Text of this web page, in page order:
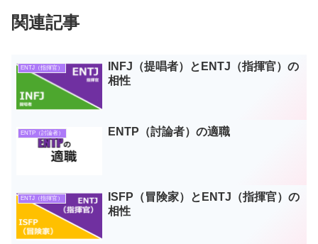
関連記事
ENTJ（指揮官）
INFJ（提唱者）とENTJ（指揮官）の
相性
ENTP（討論者） ENTP（討論者）の適職
ENTJ（指揮官）
ISFP（冒険家）とENTJ（指揮官）の
相性